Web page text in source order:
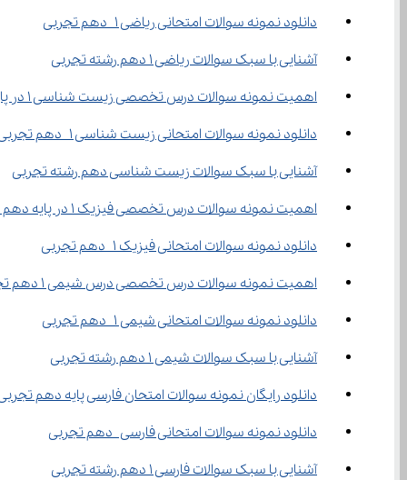
دانلود نمونه سوالات امتحانی ریاضی 1 دهم تجربی
آشنایی با سبک سوالات ریاضی ۱ دهم رشته تجربی
اهمیت نمونه سوالات درس تخصصی زیست شناسی 1 در پایه دهم تجربی
دانلود نمونه سوالات امتحانی زیست شناسی 1 دهم تجربی
آشنایی با سبک سوالات زیست‌ شناسی دهم رشته تجربی
اهمیت نمونه سوالات درس تخصصی فیزیک 1 در پایه دهم تجربی
دانلود نمونه سوالات امتحانی فیزیک 1 دهم تجربی
اهمیت نمونه سوالات درس تخصصی درس شیمی 1 دهم تجربی
دانلود نمونه سوالات امتحانی شیمی 1 دهم تجربی
آشنایی با سبک سوالات شیمی ۱ دهم رشته تجربی
دانلود رایگان نمونه سوالات امتحان فارسی پایه دهم
دانلود نمونه سوالات امتحانی فارسی دهم تجربی
آشنایی با سبک سوالات فارسی ۱ دهم رشته تجربی